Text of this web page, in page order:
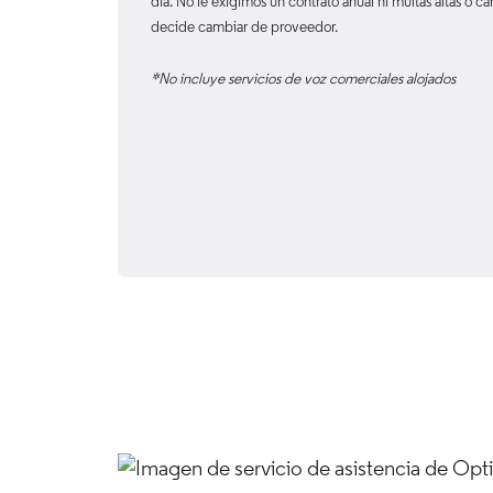
decide cambiar de proveedor.
*No incluye servicios de voz comerciales alojados